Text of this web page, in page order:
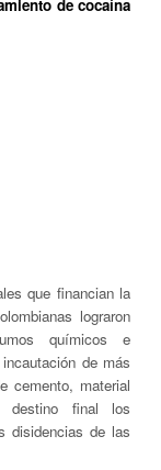
de cocaína
que financian la
lograron
químicos e
de más
cemento, material
destino final los
disidencias de las